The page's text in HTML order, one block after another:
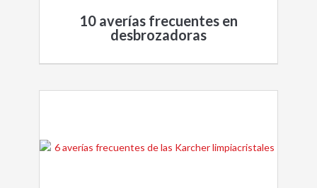
10 averías frecuentes en
desbrozadoras